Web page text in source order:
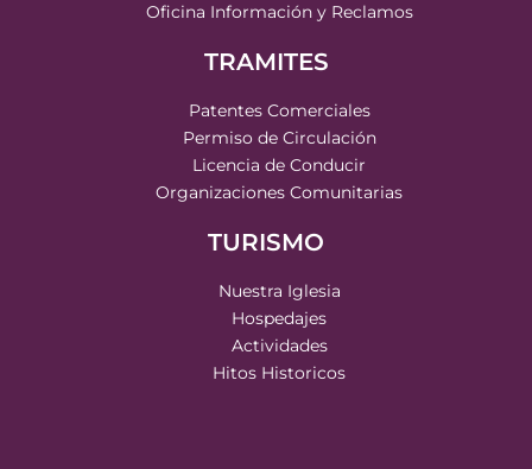
Oficina Información y Reclamos
TRAMITES
Patentes Comerciales
Permiso de Circulación
Licencia de Conducir
Organizaciones Comunitarias
TURISMO
Nuestra Iglesia
Hospedajes
Actividades
Hitos Historicos